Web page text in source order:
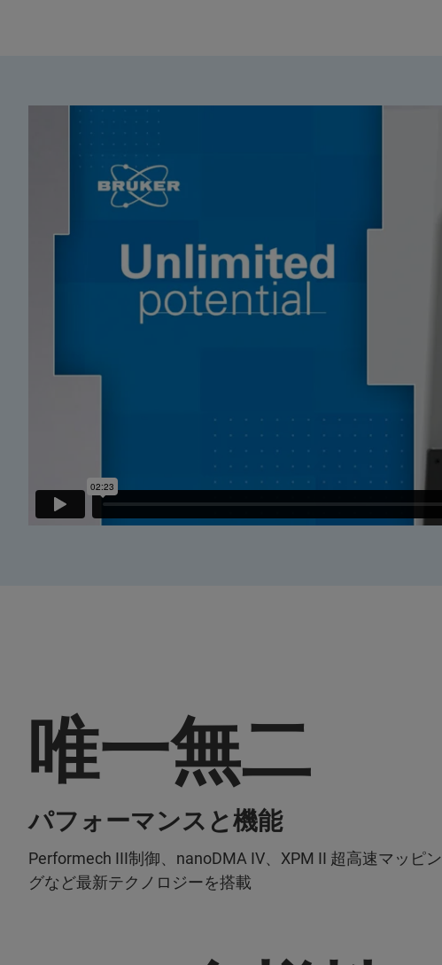
唯一無二
パフォーマンスと機能
Performech III制御、nanoDMA IV、XPM II 超高速マッピン
グなど最新テクノロジーを搭載